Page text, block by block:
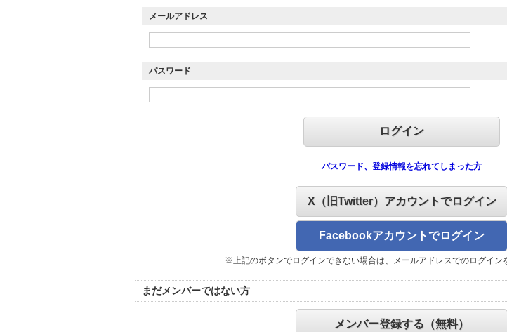
メールアドレス
パスワード
パスワード、登録情報を忘れてしまった方
X（旧Twitter）アカウントでログイン
Facebookアカウントでログイン
※上記のボタンでログインできない場合は、メールアドレスでのログイン
まだメンバーではない方
メンバー登録する（無料）